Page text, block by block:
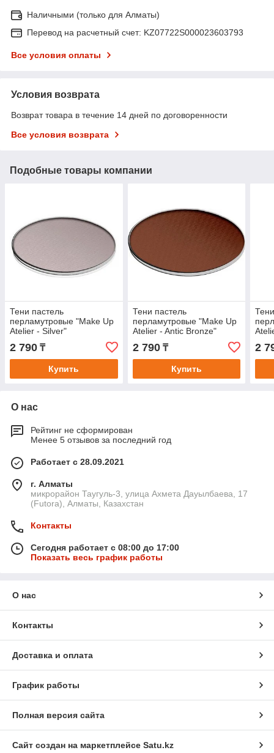
Наличными (только для Алматы)
Перевод на расчетный счет: KZ07722S000023603793
Все условия оплаты
Условия возврата
Возврат товара в течение 14 дней по договоренности
Все условия возврата
Подобные товары компании
Тени пастель
перламутровые "Make Up
Atelier - Silver"
2 790 ₸
Купить
Тени пастель
перламутровые "Make Up
Atelier - Antic Bronze"
2 790₸
Купить
2
О нас
Рейтинг не сформирован
Менее 5 отзывов за последний год
Работает с 28.09.2021
г. Алматы
микрорайон Таугуль-3, улица Ахмета Дауылбаева, 17
(Futora), Алматы, Казахстан
Контакты
Сегодня работает с 08:00 до 17:00
Показать весь график работы
О нас
Контакты
Доставка и оплата
График работы
Полная версия сайта
Сайт создан на маркетплейсе Satu.kz